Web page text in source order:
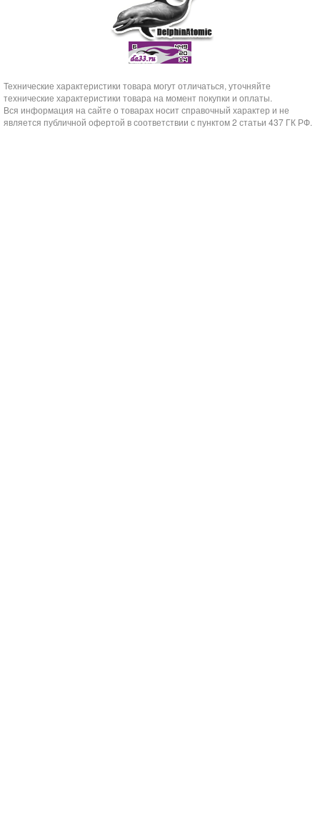
Технические характеристики товара могут отличаться, уточняйте
технические характеристики товара на момент покупки и оплаты.
Вся информация на сайте о товарах носит справочный характер и не
является публичной офертой в соответствии с пунктом 2 статьи 437 ГК РФ.